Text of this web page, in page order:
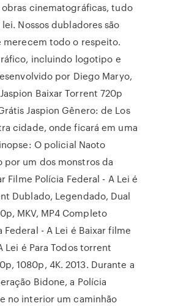
cinematográficas, tudo
Nossos dubladores são
merecem todo o respeito.
incluindo logotipo e
por Diego Maryo,
Baixar Torrent 720p
Jaspion Gênero: de Los
cidade, onde ficará em uma
O policial Naoto
por um dos monstros da
Filme Polícia Federal - A Lei é
Dublado, Legendado, Dual
MKV, MP4 Completo
Federal - A Lei é Baixar filme
Lei é Para Todos torrent
1080p, 4K. 2013. Durante a
Bidone, a Polícia
no interior um caminhão